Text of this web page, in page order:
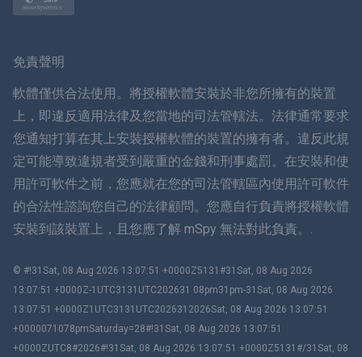
ภาษาไทย
簡体中文
丹麥語
हिंदी
עברית
免責聲明
軟體僅供合法使用。將授權軟體安裝於非您所擁有的裝置
上，即違反適用法律及您當地的司法管轄法。法律通常要求
您通知打算在其上安裝授權軟體的裝置的擁有者。違反此規
定可能導致違規者受到嚴重的金錢和刑事處罰。在安裝和使
用許可軟件之前，您應就在您的司法管轄區內使用許可軟件
的合法性諮詢您自己的法律顧問。您應自行負責將授權軟體
安裝到該裝置上，且您應了解 mSpy 無法對此負責。.
© #!31Sat, 08 Aug 2026 13:07:51 +0000Z5131#31Sat, 08 Aug 2026
13:07:51 +0000Z-1UTC3131UTC202631 08pm31pm-31Sat, 08 Aug 2026
13:07:51 +0000Z1UTC3131UTC2026312026Sat, 08 Aug 2026 13:07:51
+0000071078pmSaturday=28#!31Sat, 08 Aug 2026 13:07:51
+0000ZUTC8#2026#!31Sat, 08 Aug 2026 13:07:51 +0000Z5131#/31Sat, 08